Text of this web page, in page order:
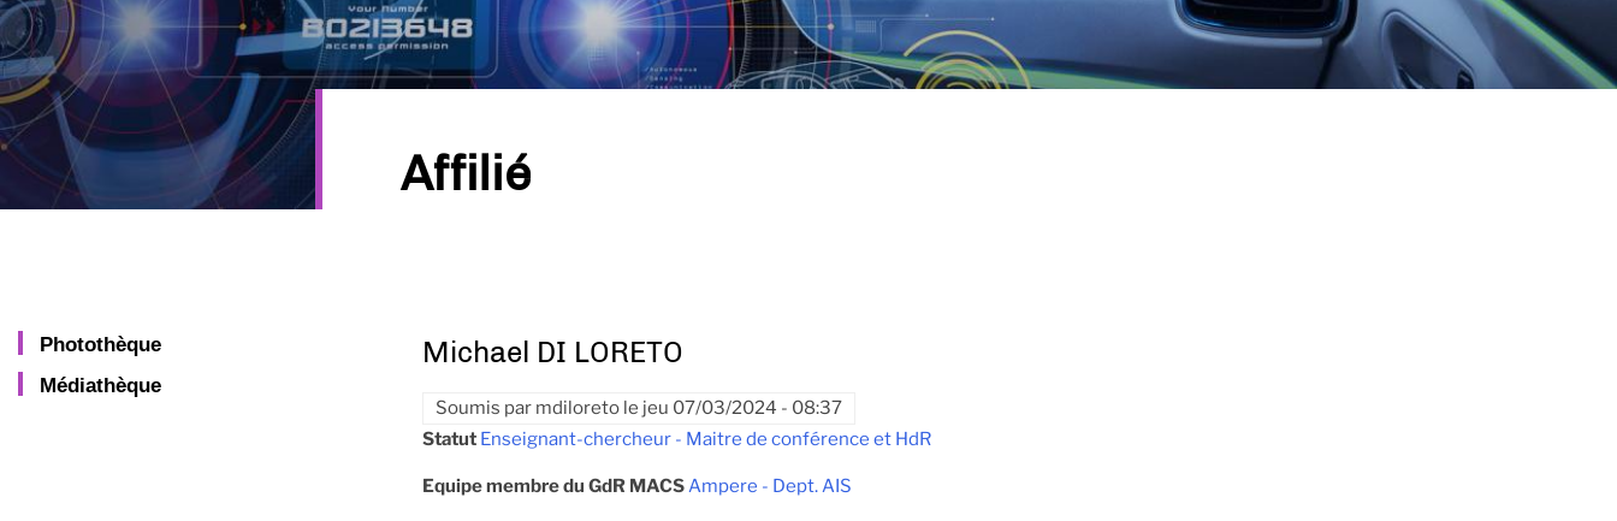
Affilié
Photothèque
Médiathèque
Michael DI LORETO
Soumis par mdiloreto le jeu 07/03/2024 - 08:37
Statut Enseignant-chercheur - Maitre de conférence et HdR
Equipe membre du GdR MACSAmpere - Dept. AIS